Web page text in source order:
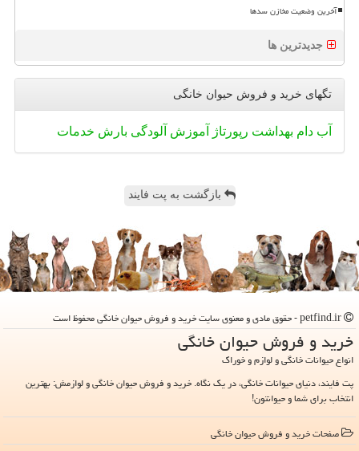
آخرین وضعیت مخازن سدها
جدیدترین ها
تگهای خرید و فروش حیوان خانگی
آب دام بهداشت رپورتاژ آموزش آلودگی بارش خدمات
بازگشت به پت فایند
خرید و فروش حیوان خانگی
انواع حیوانات خانگی و لوازم و خوراک
پت فایند، دنیای حیوانات خانگی، در یک نگاه. خرید و فروش حیوان خانگی و لوازمش: بهترین
انتخاب برای شما و حیوانتون!
صفحات خرید و فروش حیوان خانگی